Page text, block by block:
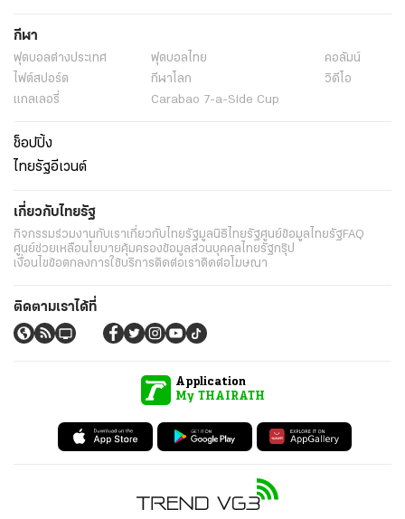
กีฬา
ฟุตบอลต่่างประเทศ ฟุตบอลไทย
คอลัมน์
ไฟต์สปอร์ต
กีฬาโลก
วิดีโอ
แกลเลอรี่
Carabao 7-a-Side Cup
ช็อปปิ้ง
ไทยรัฐอีเวนต์
เกี่ยวกับไทยรัฐ
กิจกรรมร่วมงานกับเราเกี่ยวกับไทยรัฐมูลนิธิไทยรัฐศูนย์ข้อมูลไทยรัฐFAQ
ศูนย์ช่วยเหลือนโยบายคุ้มครองข้อมูลส่วนบุคคลไทยรัฐกรุ๊ป
เงื่อนไขข้อตกลงการใช้บริการติดต่อเราติดต่อโฆษณา
ติดตามเราได้ที่
Application
My THAIRATH